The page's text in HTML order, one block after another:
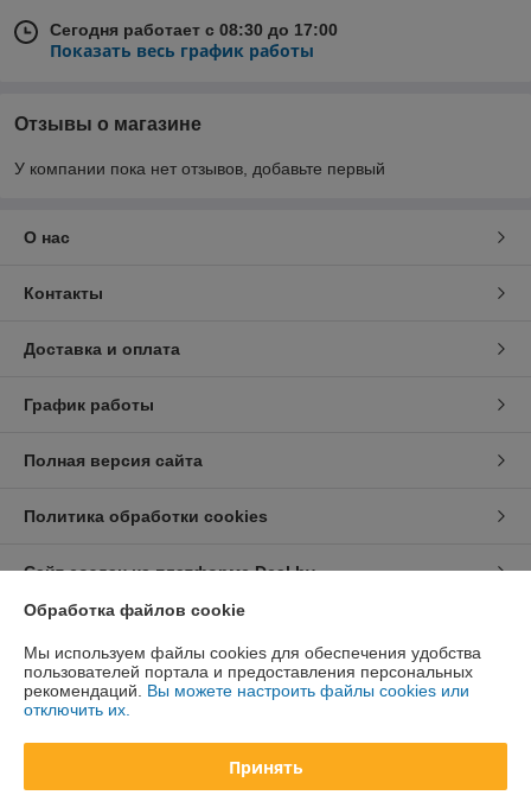
Сегодня работает с 08:30 до 17:00
Показать весь график работы
Отзывы о магазине
У компании пока нет отзывов, добавьте первый
О нас
Контакты
Доставка и оплата
График работы
Полная версия сайта
Политика обработки cookies
Сайт создан на платформе Deal.by
Информация для покупателя
Юридическое лицо:ООО «Техноферма»
220141, г. Минск, ул. Ф.Скорины, 52, 4 этаж, пом. 5а
Регистрационный номер ЕГР: 193628073
Обработка файлов cookie
Мы используем файлы cookies для обеспечения удобства
пользователей портала и предоставления персональных
рекомендаций. Вы можете настроить файлы cookies или
отключить их.
Принять